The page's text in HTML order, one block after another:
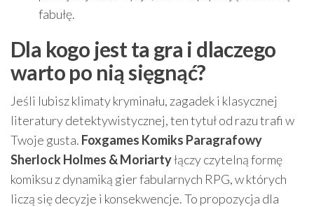
fabułę.
Dla kogo jest ta gra i dlaczego
warto po nią sięgnąć?
Jeśli lubisz klimaty kryminału, zagadek i klasycznej
literatury detektywistycznej, ten tytuł od razu trafi w
Twoje gusta. Foxgames Komiks Paragrafowy
Sherlock Holmes & Moriartyłączy czytelną formę
komiksu z dynamiką gier fabularnych RPG, w których
liczą się decyzje i konsekwencje. To propozycja dla